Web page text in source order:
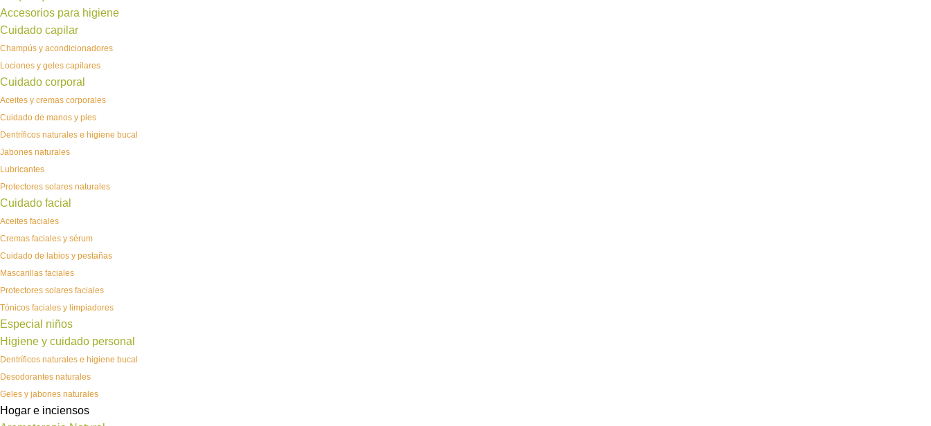
Accesorios para higiene
Cuidado capilar
Champús y acondicionadores
Lociones y geles capilares
Cuidado corporal
Aceites y cremas corporales
Cuidado de manos y pies
Dentríficos naturales e higiene bucal
Jabones naturales
Lubricantes
Protectores solares naturales
Cuidado facial
Aceites faciales
Cremas faciales y sérum
Cuidado de labios y pestañas
Mascarillas faciales
Protectores solares faciales
Tónicos faciales y limpiadores
Especial niños
Higiene y cuidado personal
Dentríficos naturales e higiene bucal
Desodorantes naturales
Geles y jabones naturales
Hogar e inciensos